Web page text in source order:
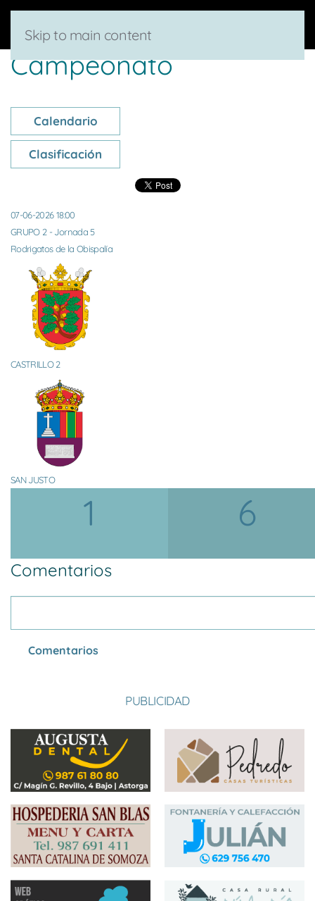
Skip to main content
Campeonato
Calendario
Clasificación
07-06-2026 18:00
GRUPO 2 - Jornada 5
Rodrigatos de la Obispalía
CASTRILLO 2
SAN JUSTO
1 6
Comentarios
Comentarios
PUBLICIDAD